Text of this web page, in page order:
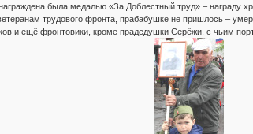
была медалью «За Доблестный труд» – награду
трудового фронта, прабабушке не пришлось –
и ещё фронтовики, кроме прадедушки Серёжи, с чьим